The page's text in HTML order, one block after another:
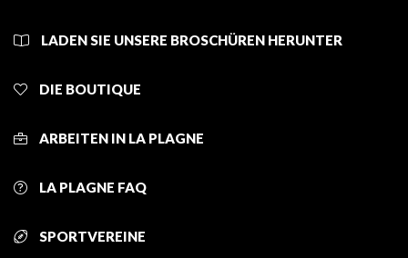
LADEN SIE UNSERE BROSCHÜREN HERUNTER
DIE BOUTIQUE
ARBEITEN IN LA PLAGNE
LA PLAGNE FAQ
SPORTVEREINE